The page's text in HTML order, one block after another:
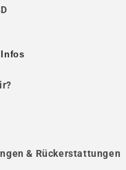
& Rückerstattungen